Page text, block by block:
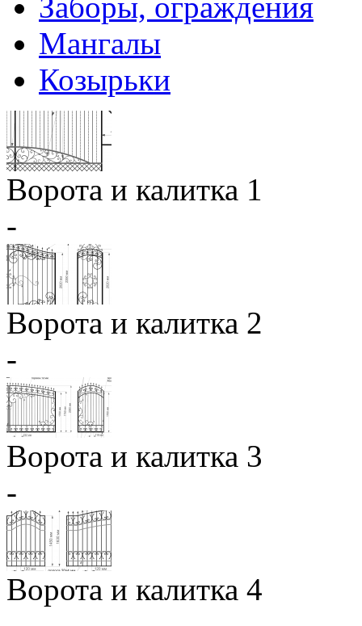
Мангалы
Козырьки
Ворота и калитка 1
-
Ворота и калитка 2
-
Ворота и калитка 3
-
Ворота и калитка 4